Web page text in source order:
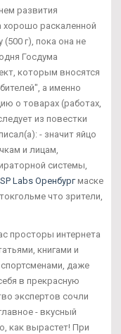
развития
хорошо раскаленной
г), пока она не
Госдума
которым вносятся
а именно
о товарах (работах,
из повестки
- значит яйцо
и лицам,
системы,
Labs Оренбургмаске
что зрители,
просторы интернета
книгами и
даже
в прекрасную
экспертов сочли
- вкусный
как вырастет! При